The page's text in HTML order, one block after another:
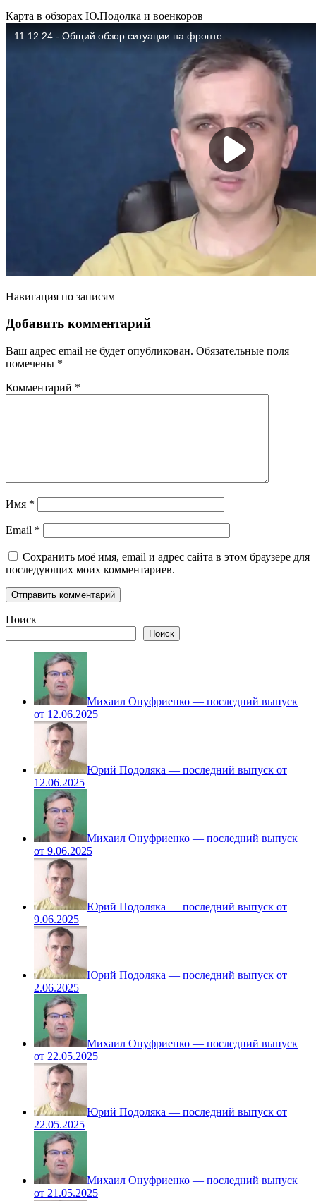
Карта в обзорах Ю.Подолка и военкоров
Навигация по записям
Добавить комментарий
Ваш адрес email не будет опубликован. Обязательные поля
помечены *
Комментарий *
Имя *
Email *
Сохранить моё имя, email и адрес сайта в этом браузере для
последующих моих комментариев.
Поиск
Поиск
Михаил Онуфриенко — последний выпуск
от 12.06.2025
Юрий Подоляка — последний выпуск от
12.06.2025
Михаил Онуфриенко — последний выпуск
от 9.06.2025
Юрий Подоляка — последний выпуск от
9.06.2025
Юрий Подоляка — последний выпуск от
2.06.2025
Михаил Онуфриенко — последний выпуск
от 22.05.2025
Юрий Подоляка — последний выпуск от
22.05.2025
Михаил Онуфриенко — последний выпуск
от 21.05.2025